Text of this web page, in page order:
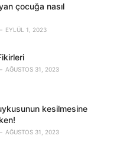
çocuğa nasıl
EYLÜL 1, 2023
AĞUSTOS 31, 2023
kesilmesine
AĞUSTOS 31, 2023